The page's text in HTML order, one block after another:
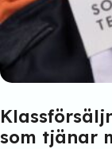
som tjänar